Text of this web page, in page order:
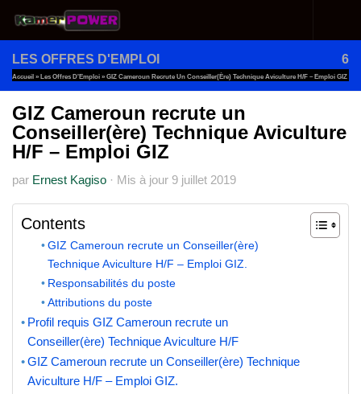
Au dessous du contenu
LES OFFRES D'EMPLOI 6
Accueil » Les Offres D'Emploi » GIZ Cameroun Recrute Un Conseiller(ère) Technique Aviculture H/F – Emploi GIZ
GIZ Cameroun recrute un
Conseiller(ère) Technique Aviculture
H/F – Emploi GIZ
par Ernest Kagiso · Mis à jour 9 juillet 2019
Contents
GIZ Cameroun recrute un Conseiller(ère)
Technique Aviculture H/F – Emploi GIZ.
Responsabilités du poste
Attributions du poste
Profil requis GIZ Cameroun recrute un
Conseiller(ère) Technique Aviculture H/F
GIZ Cameroun recrute un Conseiller(ère) Technique
Aviculture H/F – Emploi GIZ.